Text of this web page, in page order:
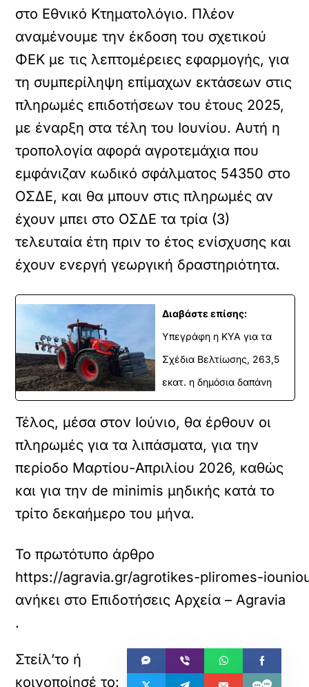
στο Εθνικό Κτηµατολόγιο. Πλέον
αναμένουμε την έκδοση του σχετικού
ΦΕΚ με τις λεπτομέρειες εφαρμογής, για
τη συμπερίληψη επίμαχων εκτάσεων στις
πληρωμές επιδοτήσεων του έτους 2025,
με έναρξη στα τέλη του Ιουνίου. Αυτή η
τροπολογία αφορά αγροτεμάχια που
εμφάνιζαν κωδικό σφάλματος 54350 στο
ΟΣΔΕ, και θα μπουν στις πληρωμές αν
έχουν μπει στο ΟΣΔΕ τα τρία (3)
τελευταία έτη πριν το έτος ενίσχυσης και
έχουν ενεργή γεωργική δραστηριότητα.
Διαβάστε επίσης:
Υπεγράφη η ΚΥΑ για τα
Σχέδια Βελτίωσης, 263,5
εκατ. η δημόσια δαπάνη
Τέλος, μέσα στον Ιούνιο, θα έρθουν οι
πληρωμές για τα λιπάσματα, για την
περίοδο Μαρτίου-Απριλίου 2026, καθώς
και για την de minimis μηδικής κατά το
τρίτο δεκαήμερο του μήνα.
Το πρωτότυπο άρθρο
https://agravia.gr/agrotikes-pliromes-
ανήκει στο Επιδοτήσεις Αρχεία – Agravia
.